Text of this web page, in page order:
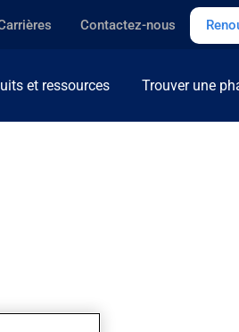
Contactez-nous
et ressources Trouver une